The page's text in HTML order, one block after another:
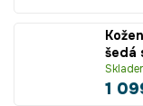
šedá
1